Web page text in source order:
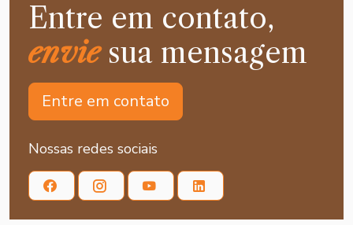
Entre em contato,
enviesua mensagem
Entre em contato
Nossas redes sociais